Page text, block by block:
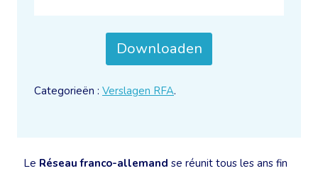
Le Réseau franco-allemand se réunit tous les ans fin
Downloaden
Categorieën : Verslagen RFA.